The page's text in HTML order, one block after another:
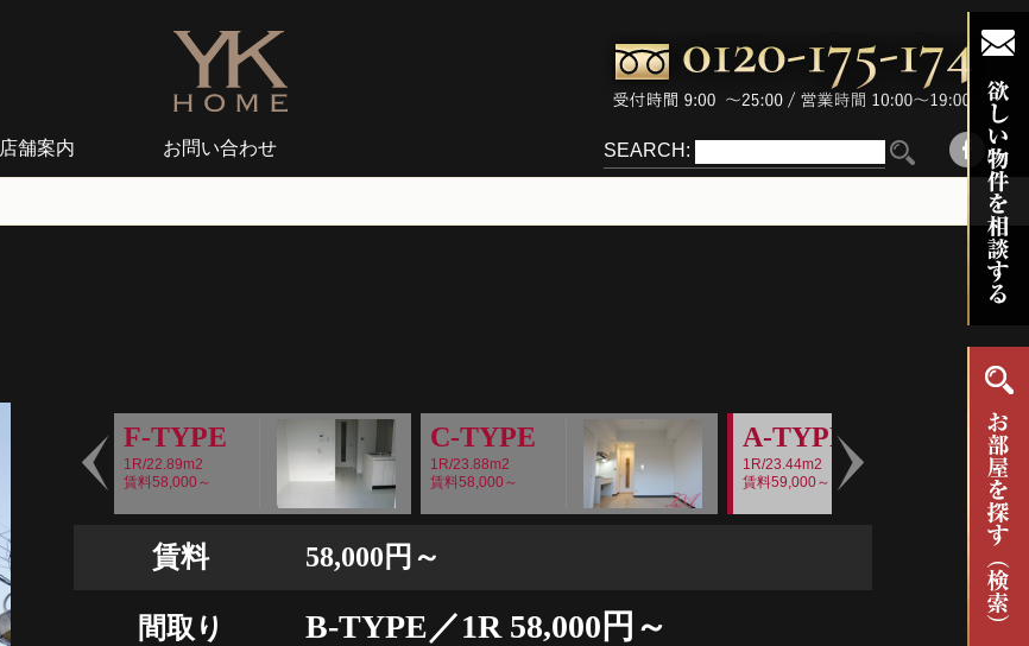
店舗案内 お問い合わせ SEARCH:
F-TYPE
1R/22.89m2
賃料58,000～
C-TYPE
1R/23.88m2
賃料58,000～
A-TYPE
1R/23.44m2
賃料59,000～
Prev
賃料 58,000円～
間取り
B-TYPE／1R 58,000円～